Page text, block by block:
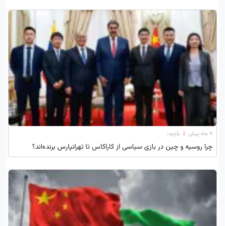
۷ ماه پیش | بازدید:
چرا روسیه و چین در بازی سیاسی از کاراکاس تا تهرانپارس برنده‌اند؟